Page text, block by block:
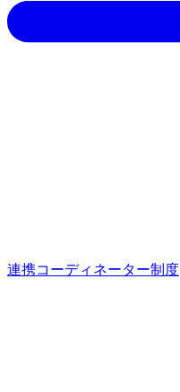
連携コーディネーター制度